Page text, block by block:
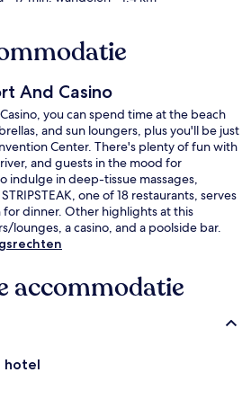
And Casino
you can spend time at the beach
and sun loungers, plus you'll be just
Center. There's plenty of fun with
and guests in the mood for
indulge in deep-tissue massages,
one of 18 restaurants, serves
for dinner. Other highlights at this
lounges, a casino, and a poolside bar.
comfortable beds.
accommodatie
hotel